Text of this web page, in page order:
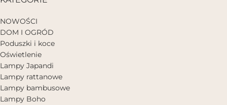
NOWOŚCI
DOM I OGRÓD
Poduszki i koce
Oświetlenie
Lampy Japandi
Lampy rattanowe
Lampy bambusowe
Lampy Boho